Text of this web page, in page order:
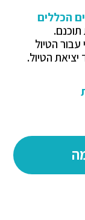
הכללים
עבור הטיול
הטיול.